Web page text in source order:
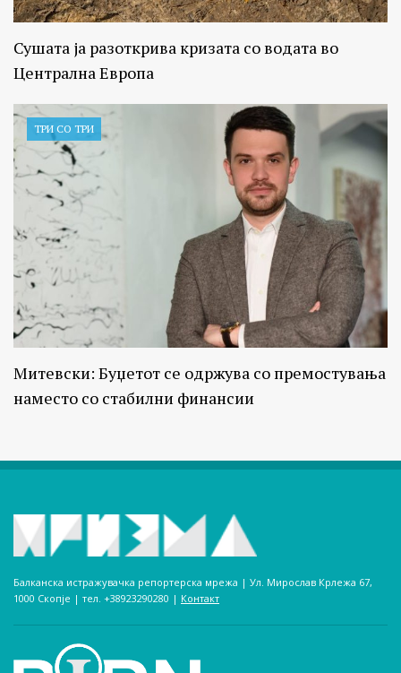
Сушата ја разоткрива кризата со водата во
Централна Европа
ТРИ СО ТРИ
Митевски: Буџетот се одржува со премостувања
наместо со стабилни финансии
Балканска истражувачка репортерска мрежа | Ул. Мирослав Крлежа 67,
1000 Скопје | тел. +38923290280­ | Контакт